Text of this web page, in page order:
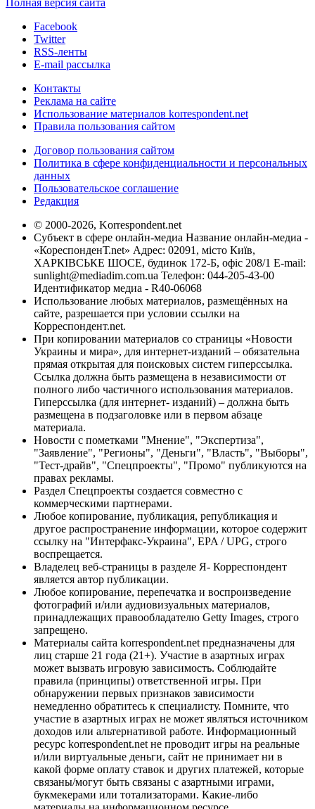
Facebook
Twitter
RSS-ленты
E-mail рассылка
Контакты
Реклама на сайте
Использование материалов korrespondent.net
Правила пользования сайтом
Договор пользования сайтом
Политика в сфере конфиденциальности и персональных
данных
Пользовательское соглашение
Редакция
© 2000-2026, Korrespondent.net
Субъект в сфере онлайн-медиа Название онлайн-медиа -
«КореспонденТ.net» Адрес: 02091, місто Київ,
ХАРКІВСЬКЕ ШОСЕ, будинок 172-Б, офіс 208/1 E-mail:
sunlight@mediadim.com.ua Телефон: 044-205-43-00
Идентификатор медиа - R40-06068
Использование любых материалов, размещённых на
сайте, разрешается при условии ссылки на
Корреспондент.net.
При копировании материалов со страницы «Новости
Украины и мира», для интернет-изданий – обязательна
прямая открытая для поисковых систем гиперссылка.
Ссылка должна быть размещена в независимости от
полного либо частичного использования материалов.
Гиперссылка (для интернет- изданий) – должна быть
размещена в подзаголовке или в первом абзаце
материала.
Новости с пометками "Мнение", "Экспертиза",
"Заявление", "Регионы", "Деньги", "Власть", "Выборы",
"Тест-драйв", "Спецпроекты", "Промо" публикуются на
правах рекламы.
Раздел Спецпроекты создается совместно с
коммерческими партнерами.
Любое копирование, публикация, републикация и
другое распространение информации, которое содержит
ссылку на "Интерфакс-Украина", EPA / UPG, строго
воспрещается.
Владелец веб-страницы в разделе Я- Корреспондент
является автор публикации.
Любое копирование, перепечатка и воспроизведение
фотографий и/или аудиовизуальных материалов,
принадлежащих правообладателю Getty Images, строго
запрещено.
Материалы сайта korrespondent.net предназначены для
лиц старше 21 года (21+). Участие в азартных играх
может вызвать игровую зависимость. Соблюдайте
правила (принципы) ответственной игры. При
обнаружении первых признаков зависимости
немедленно обратитесь к специалисту. Помните, что
участие в азартных играх не может являться источником
доходов или альтернативой работе. Информационный
ресурс korrespondent.net не проводит игры на реальные
и/или виртуальные деньги, сайт не принимает ни в
какой форме оплату ставок и других платежей, которые
связаны/могут быть связаны с азартными играми,
букмекерами или тотализаторами. Какие-либо